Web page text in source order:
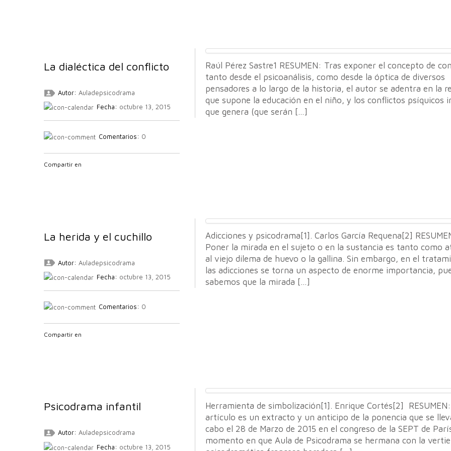
La dialéctica del conflicto
Autor: Auladepsicodrama
Fecha: octubre 13, 2015
Comentarios: 0
Compartir en
Raúl Pérez Sastre1 RESUMEN: Tras exponer el concepto de
tanto desde el psicoanálisis, como desde la óptica de diversos
pensadores a lo largo de la historia, el autor se adentra en la
que supone la educación en el niño, y los conflictos psíquicos
que genera (que serán […]
La herida y el cuchillo
Autor: Auladepsicodrama
Fecha: octubre 13, 2015
Comentarios: 0
Compartir en
Adicciones y psicodrama[1]. Carlos García Requena[2]
Poner la mirada en el sujeto o en la sustancia es tanto como
al viejo dilema de huevo o la gallina. Sin embargo, en el
las adicciones se torna un aspecto de enorme importancia,
sabemos que la mirada […]
Psicodrama infantil
Autor: Auladepsicodrama
Fecha: octubre 13, 2015
Herramienta de simbolización[1]. Enrique Cortés[2]
artículo es un extracto y un anticipo de la ponencia que se
cabo el 28 de Marzo de 2015 en el congreso de la SEPT de
momento en que Aula de Psicodrama se hermana con la